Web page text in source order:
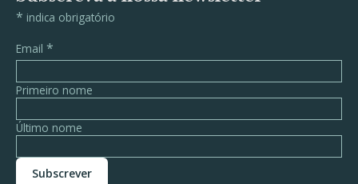
* indica obrigatório
Email *
Primeiro nome
Último nome